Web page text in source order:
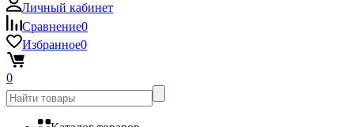
Личный кабинет
Сравнение0
Избранное0
0